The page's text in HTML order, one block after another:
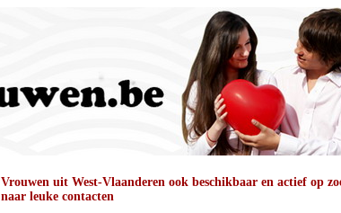
Vrouwen uit West-Vlaanderen ook beschikbaar en actief op
naar leuke contacten